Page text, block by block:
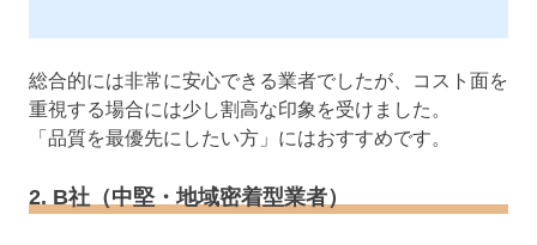
総合的には非常に安心できる業者でしたが、コスト面を
重視する場合には少し割高な印象を受けました。
「品質を最優先にしたい方」にはおすすめです。
2. B社（中堅・地域密着型業者）